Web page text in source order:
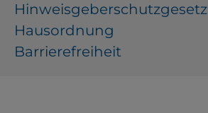
Hinweisgeberschutzgesetz
Hausordnung
Barrierefreiheit